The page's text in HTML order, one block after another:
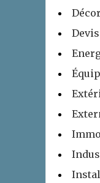
Devis